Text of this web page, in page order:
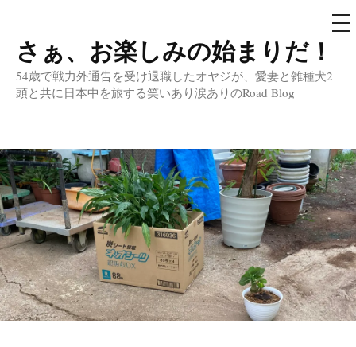
コ
ン
テ
へ
ス
キ
ッ
プ
さぁ、お楽しみの始まりだ！
54歳で戦力外通告を受け退職したオヤジが、愛妻と雑種犬2
頭と共に日本中を旅する笑いあり涙ありのRoad Blog
メ
ニ